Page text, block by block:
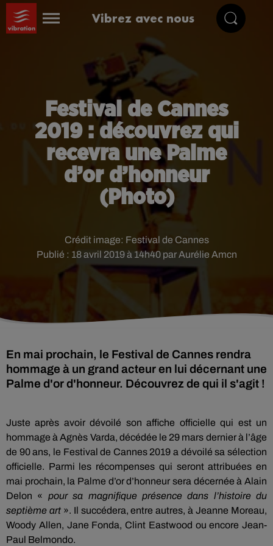
Vibrez avec nous
Festival de Cannes
2019 : découvrez qui
recevra une Palme
d’or d’honneur
(Photo)
Publié : 18 avril 2019 à 14h40 par Aurélie Amcn
Crédit image: Festival de Cannes
En mai prochain, le Festival de Cannes rendra
hommage à un grand acteur en lui décernant une
Palme d'or d'honneur. Découvrez de qui il s'agit !
Juste après avoir dévoilé son affiche officielle qui est un
hommage à Agnès Varda, décédée le 29 mars dernier à l’âge
de 90 ans, le Festival de Cannes 2019 a dévoilé sa sélection
officielle. Parmi les récompenses qui seront attribuées en
mai prochain, la Palme d’or d’honneur sera décernée à Alain
Delon « pour sa magnifique présence dans l’histoire du
septième art». Il succédera, entre autres, à Jeanne Moreau,
Woody Allen, Jane Fonda, Clint Eastwood ou encore Jean-
Paul Belmondo.